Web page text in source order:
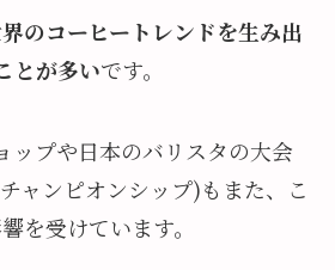
のコーヒートレンドを生み出
とが多いです。
ップや日本のバリスタの大会
ャンピオンシップ)もまた、こ
を受けています。